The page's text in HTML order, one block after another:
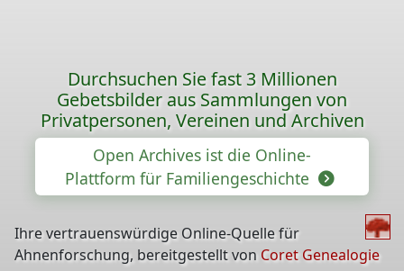
Durchsuchen Sie fast 3 Millionen
Gebetsbilder aus Sammlungen von
Privatpersonen, Vereinen und Archiven
Open Archives ist die Online-
Plattform für Familiengeschichte
Ihre vertrauenswürdige Online-Quelle für
Ahnenforschung, bereitgestellt von Coret Genealogie